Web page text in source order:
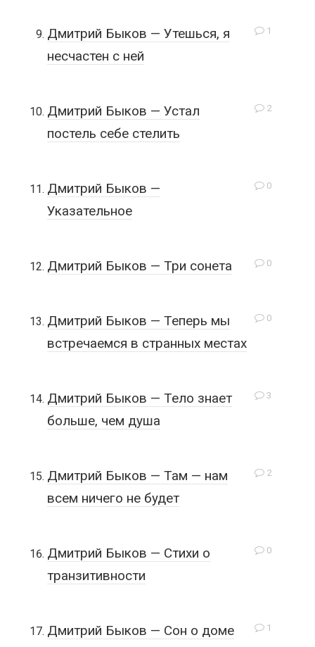
1
Дмитрий Быков — Утешься, я
несчастен с ней
2
Дмитрий Быков — Устал
постель себе стелить
0
Дмитрий Быков —
Указательное
0
Дмитрий Быков — Три сонета
0
Дмитрий Быков — Теперь мы
встречаемся в странных местах
3
Дмитрий Быков — Тело знает
больше, чем душа
2
Дмитрий Быков — Там — нам
всем ничего не будет
0
Дмитрий Быков — Стихи о
транзитивности
1
Дмитрий Быков — Сон о доме